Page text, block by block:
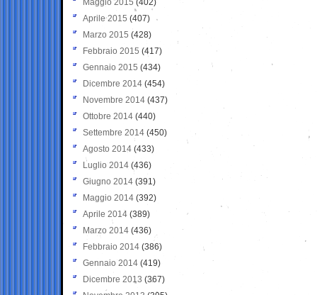
Maggio 2015 (402)
Aprile 2015 (407)
Marzo 2015 (428)
Febbraio 2015 (417)
Gennaio 2015 (434)
Dicembre 2014 (454)
Novembre 2014 (437)
Ottobre 2014 (440)
Settembre 2014 (450)
Agosto 2014 (433)
Luglio 2014 (436)
Giugno 2014 (391)
Maggio 2014 (392)
Aprile 2014 (389)
Marzo 2014 (436)
Febbraio 2014 (386)
Gennaio 2014 (419)
Dicembre 2013 (367)